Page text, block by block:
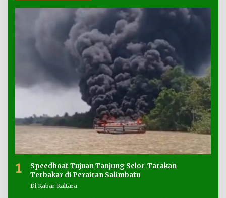
1
Speedboat Tujuan Tanjung Selor-Tarakan
Terbakar di Perairan Salimbatu
Di Kabar Kaltara